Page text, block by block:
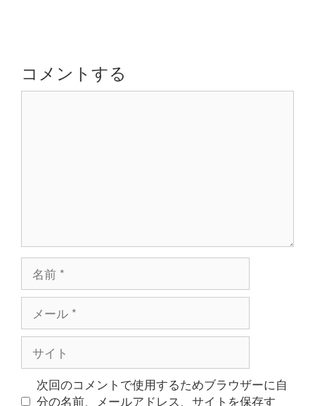
ン
コメントする
ル
次回のコメントで使用するためブラウザーに自
分の名前、メールアドレス、サイトを保存す